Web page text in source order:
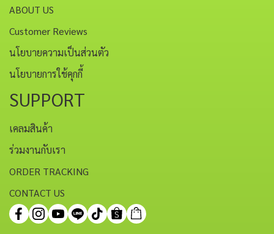
ABOUT US
Customer Reviews
นโยบายความเป็นส่วนตัว
นโยบายการใช้คุกกี้
SUPPORT
เคลมสินค้า
ร่วมงานกับเรา
ORDER TRACKING
CONTACT US